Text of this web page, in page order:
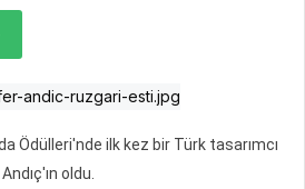
Ödülleri'nde ilk kez bir Türk tasarımcı
oldu.